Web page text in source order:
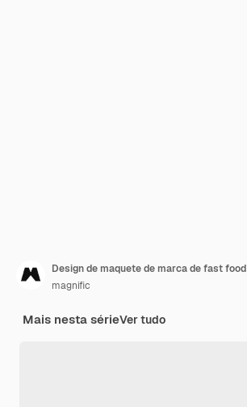
Design de maquete de marca de fast food
magnific
Mais nesta sérieVer tudo